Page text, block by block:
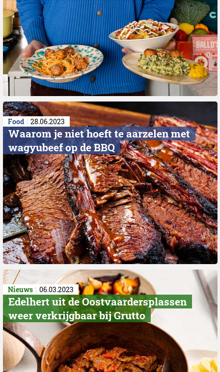
Food 28.06.2023
​Waarom je niet hoeft te aarzelen met
wagyubeef op de BBQ
Nieuws 06.03.2023
Edelhert uit de Oostvaardersplassen
weer verkrijgbaar bij Grutto